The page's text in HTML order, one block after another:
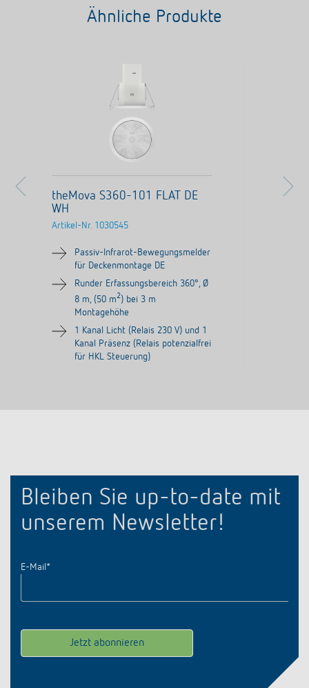
Ähnliche Produkte
theMova S360-101 FLAT DE
WH
Artikel-Nr. 1030545
Passiv-Infrarot-Bewegungsmelder
für Deckenmontage DE
Runder Erfassungsbereich 360°, Ø
8 m, (50 m2) bei 3 m
Montagehöhe
1 Kanal Licht (Relais 230 V) und 1
Kanal Präsenz (Relais potenzialfrei
für HKL Steuerung)
Bleiben Sie up-to-date mit
unserem Newsletter!
E-Mail *